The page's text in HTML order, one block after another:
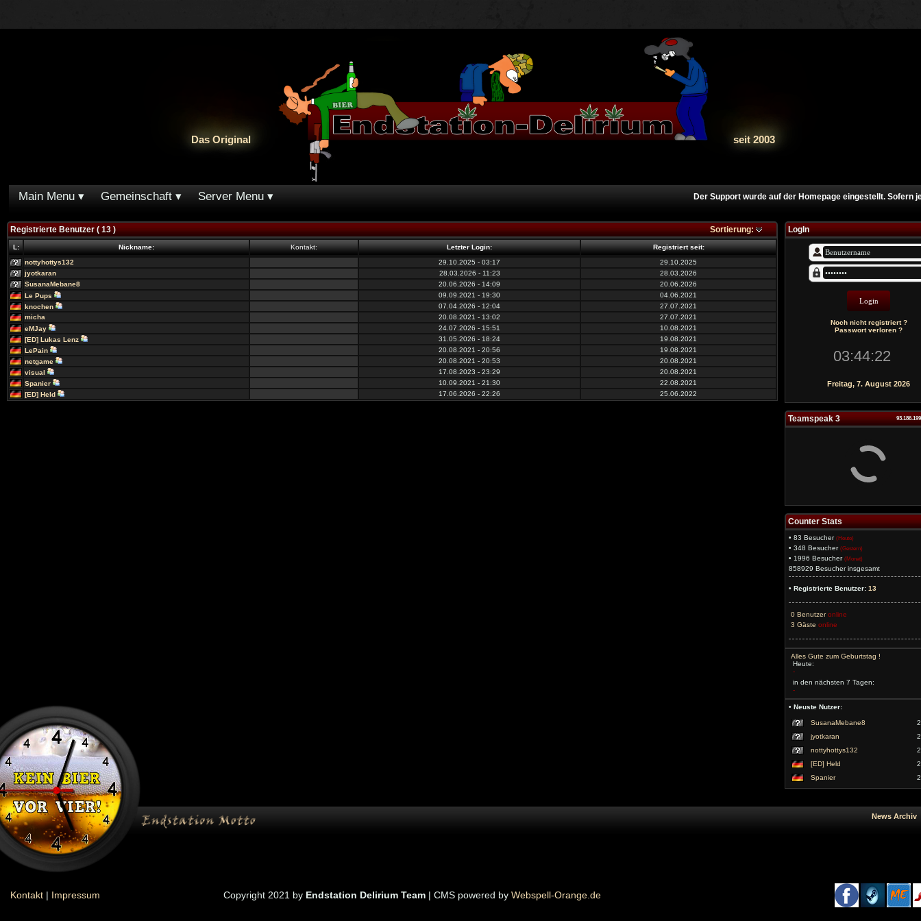
Das Original seit 2003
Main Menu Gemeinschaft Server Menu Der Support wurde auf der Homepage eingestellt. Sofern
Registrierte Benutzer( 13 ) Sortierung:
L: Nickname: Kontakt: Letzter Login:
Registriert seit:
nottyhottys132
29.10.2025 - 03:17
29.10.2025
jyotkaran
28.03.2026 - 11:23
28.03.2026
SusanaMebane8
20.06.2026 - 14:09
20.06.2026
Le Pups
09.09.2021 - 19:30
04.06.2021
knochen
07.04.2026 - 12:04
27.07.2021
micha
20.08.2021 - 13:02
27.07.2021
eMJay
24.07.2026 - 15:51
10.08.2021
[ED] Lukas Lenz
31.05.2026 - 18:24
19.08.2021
LePain
20.08.2021 - 20:56
19.08.2021
netgame
20.08.2021 - 20:53
20.08.2021
visual
17.08.2023 - 23:29
20.08.2021
Spanier
10.09.2021 - 21:30
22.08.2021
[ED] Held
17.06.2026 - 22:26 25.06.2022
LogIn
Noch nicht registriert ?
Passwort verloren ?
Freitag, 7. August 2026
Teamspeak 3
Counter Stats
• 83 Besucher (Heute)
• 348 Besucher (Gestern)
• 1996 Besucher (Monat)
858929 Besucher insgesamt
• Registrierte Benutzer: 13
0 Benutzeronline
3 Gäste online
Alles Gute zum Geburtstag !
Heute:
-
in den nächsten 7 Tagen:
-
• Neuste Nutzer:
SusanaMebane8
jyotkaran
nottyhottys132
[ED] Held
Spanier
News
Kontakt | Impressum Copyright 2021 by Endstation Delirium Team | CMS powered by Webspell-Orange.de